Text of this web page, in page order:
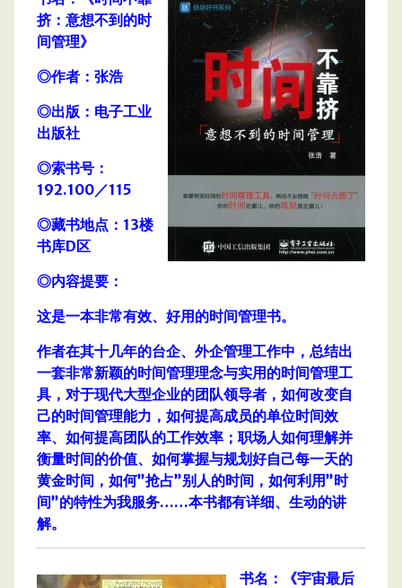
挤：意想不到的时
间管理》
◎作者：张浩
◎出版：电子工业
出版社
◎索书号：
192.100／115
◎藏书地点：13楼
书库D区
◎内容提要：
这是一本非常有效、好用的时间管理书。
作者在其十几年的台企、外企管理工作中，总结出
一套非常新颖的时间管理理念与实用的时间管理工
具，对于现代大型企业的团队领导者，如何改变自
己的时间管理能力，如何提高成员的单位时间效
率、如何提高团队的工作效率；职场人如何理解并
衡量时间的价值、如何掌握与规划好自己每一天的
黄金时间，如何”抢占”别人的时间，如何利用”时
间”的特性为我服务……本书都有详细、生动的讲
解。
书名：《宇宙最后